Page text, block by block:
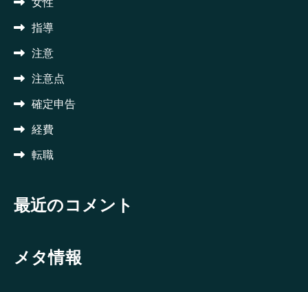
指導
注意
注意点
確定申告
経費
転職
最近のコメント
メタ情報